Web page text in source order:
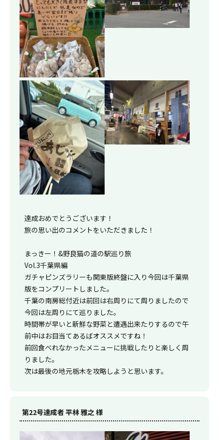
達成おめでとうございます！
旅の思い出のコメントをいただきました！
まっきー！&野良猫の道の駅巡り旅
Vol.3千葉県編
ガチャピンズラリーも関東版終盤に入り今回は千葉県
版をコンプリートしました。
千葉の南房総付近は前回は右周りにて周りましたので
今回は左周りにて巡りました。
時間帯が早いと新鮮な野菜と遭遇出来たりするので午
前中はお目当てあるばオススメですね！
前回食べれなかったメニューに挑戦したりと楽しく周
りました。
次は最後の地元栃木を攻略しようと思います。
第22号達成者 平林 雅之 様